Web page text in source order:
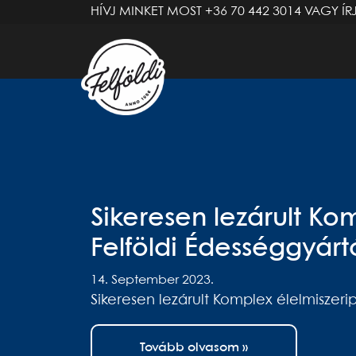
HÍVJ MINKET MOST +36 70 442 3014 VAGY
Sikeresen lezárult
Felföldi
14. September 2023.
Sikeresen lezárult Komplex
Tovább olvasom »